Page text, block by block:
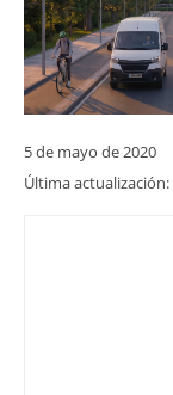
5 de mayo de 2020
Última actualización: